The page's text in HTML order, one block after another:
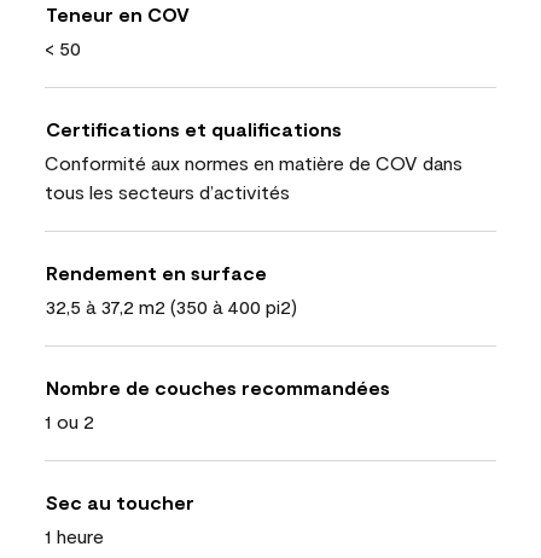
Teneur en COV
< 50
Certifications et qualifications
Conformité aux normes en matière de COV dans
tous les secteurs d’activités
Rendement en surface
32,5 à 37,2 m2 (350 à 400 pi2)
Nombre de couches recommandées
1 ou 2
Sec au toucher
1 heure